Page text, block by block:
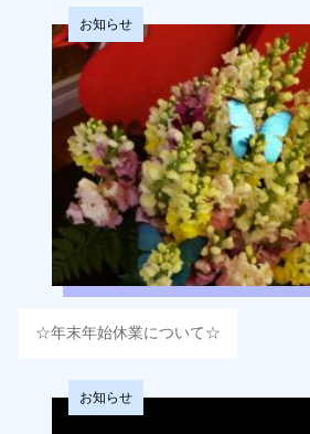
お知らせ
☆年末年始休業について☆
お知らせ